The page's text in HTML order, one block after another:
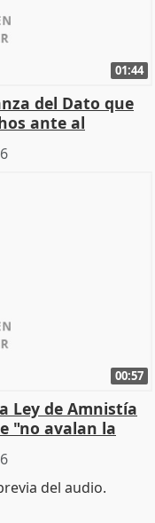
01:44
del Dato que
ante al
00:57
Ley de Amnistía
"no avalan la